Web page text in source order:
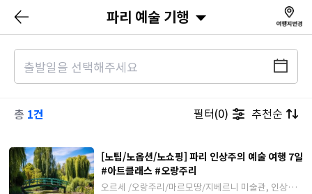
파리 예술 기행
총 1건 추천순
필터(0)
[노팁/노옵션/노쇼핑] 파리 인상주의 예술 여행 7일
#아트클래스 #오랑주리
오르세 /오랑주리/마르모땅/지베르니 미술관, 인상주